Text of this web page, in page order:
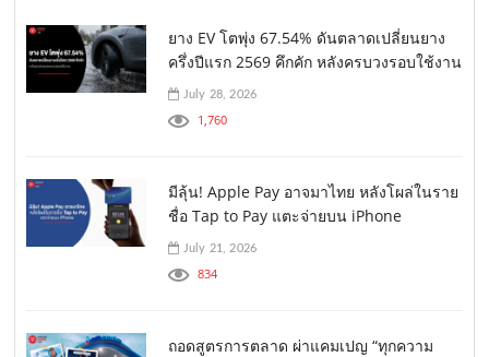
ยาง EV โตพุ่ง 67.54% ดันตลาดเปลี่ยนยาง
ครึ่งปีแรก 2569 คึกคัก หลังครบวงรอบใช้งาน
July 28, 2026
1,760
มีลุ้น! Apple Pay อาจมาไทย หลังโผล่ในราย
ชื่อ Tap to Pay แตะจ่ายบน iPhone
July 21, 2026
834
ถอดสูตรการตลาด ผ่าแคมเปญ “ทุกความ